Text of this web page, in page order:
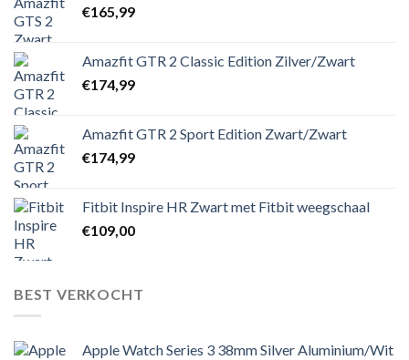
€165,99
Amazfit GTR 2 Classic Edition Zilver/Zwart
€174,99
Amazfit GTR 2 Sport Edition Zwart/Zwart
€174,99
Fitbit Inspire HR Zwart met Fitbit weegschaal
€109,00
BEST VERKOCHT
Apple Watch Series 3 38mm Silver Aluminium/Wit